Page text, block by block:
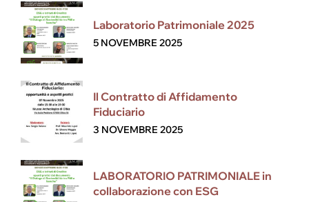
Laboratorio Patrimoniale 2025
5 NOVEMBRE 2025
Il Contratto di Affidamento
Fiduciario
3 NOVEMBRE 2025
LABORATORIO PATRIMONIALE in
collaborazione con ESG